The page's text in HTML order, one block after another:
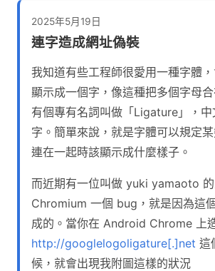
2025年5月19日
連字造成網址偽裝
我知道有些工程師很愛用一種字體
顯示成一個字，像這種把多個字母合
有個專有名詞叫做「Ligature」，中
字。簡單來說，就是字體可以規定
連在一起時該顯示成什麼樣子。
而近期有一位叫做 yuki yamaoto
Chromium 一個 bug，就是因為這
成的。當你在 Android Chrome 上
http://googlelogoligature[.]net 這
候，就會出現我附圖這樣的狀況